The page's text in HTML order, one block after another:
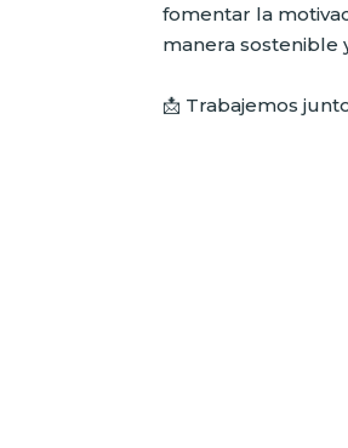
fomentar la
manera sostenible
📩 Trabajemos